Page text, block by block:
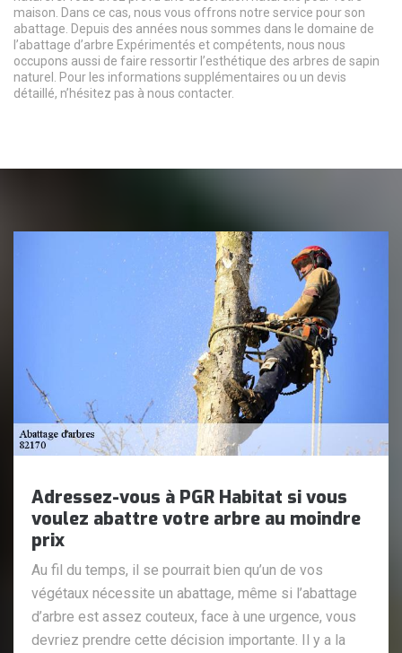
maison. Dans ce cas, nous vous offrons notre service pour son
abattage. Depuis des années nous sommes dans le domaine de
l’abattage d’arbre Expérimentés et compétents, nous nous
occupons aussi de faire ressortir l’esthétique des arbres de sapin
naturel. Pour les informations supplémentaires ou un devis
détaillé, n’hésitez pas à nous contacter.
Adressez-vous à PGR Habitat si vous
voulez abattre votre arbre au moindre
prix
Au fil du temps, il se pourrait bien qu’un de vos
végétaux nécessite un abattage, même si l’abattage
d’arbre est assez couteux, face à une urgence, vous
devriez prendre cette décision importante. Il y a la